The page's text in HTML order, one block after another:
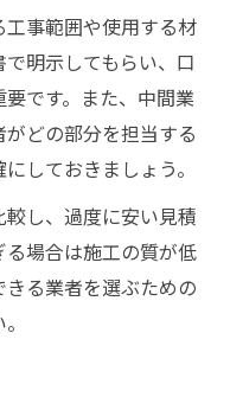
事範囲や使用する材
明示してもらい、口
です。また、中間業
どの部分を担当する
しておきましょう。
し、過度に安い見積
場合は施工の質が低
る業者を選ぶための